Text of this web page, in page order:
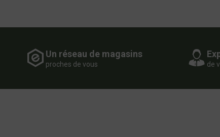
Un réseau de magasins
proches de vous de